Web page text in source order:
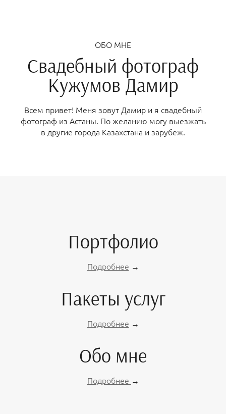
ОБО МНЕ
Свадебный фотограф
Кужумов Дамир
Всем привет! Меня зовут Дамир и я свадебный
фотограф из Астаны. По желанию могу выезжать
в другие города Казахстана и зарубеж.
Портфолио
Подробнее →
Пакеты услуг
Подробнее →
Обо мне
Подробнее →